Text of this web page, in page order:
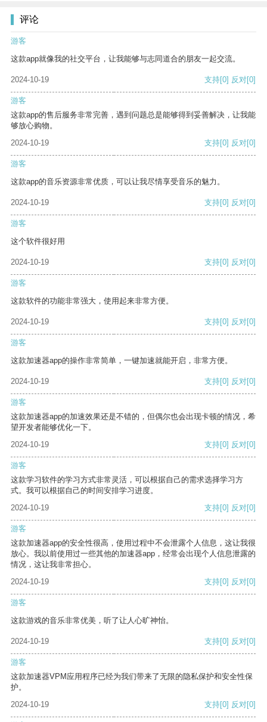
评论
游客
这款app就像我的社交平台，让我能够与志同道合的朋友一起交流。
2024-10-19 支持[0] 反对[0]
游客
这款app的售后服务非常完善，遇到问题总是能够得到妥善解决，让我能
够放心购物。
2024-10-19
支持[0] 反对[0]
游客
这款app的音乐资源非常优质，可以让我尽情享受音乐的魅力。
2024-10-19 支持[0] 反对[0]
游客
这个软件很好用
2024-10-19 支持[0] 反对[0]
游客
这款软件的功能非常强大，使用起来非常方便。
2024-10-19 支持[0] 反对[0]
游客
这款加速器app的操作非常简单，一键加速就能开启，非常方便。
2024-10-19 支持[0] 反对[0]
游客
这款加速器app的加速效果还是不错的，但偶尔也会出现卡顿的情况，希
望开发者能够优化一下。
2024-10-19
支持[0] 反对[0]
游客
这款学习软件的学习方式非常灵活，可以根据自己的需求选择学习方
式。我可以根据自己的时间安排学习进度。
2024-10-19
支持[0] 反对[0]
游客
这款加速器app的安全性很高，使用过程中不会泄露个人信息，这让我很
放心。我以前使用过一些其他的加速器app，经常会出现个人信息泄露的
情况，这让我非常担心。
2024-10-19
支持[0] 反对[0]
游客
这款游戏的音乐非常优美，听了让人心旷神怡。
2024-10-19 支持[0] 反对[0]
游客
这款加速器VPM应用程序已经为我们带来了无限的隐私保护和安全性保
护。
2024-10-19
支持[0] 反对[0]